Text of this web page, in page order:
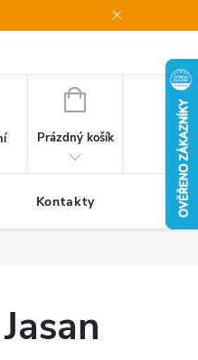
NÁKUPNÍ
Prázdný košík
Kontakty